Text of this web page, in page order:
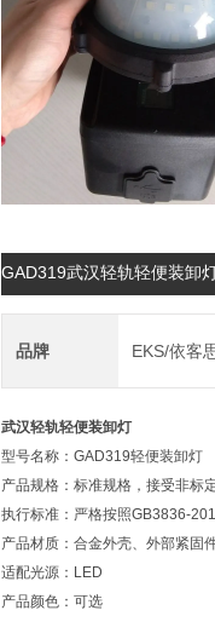
GAD319武汉轻轨轻便装卸
品牌 EKS/依客
武汉轻轨轻便装卸灯
型号名称：GAD319轻便装卸灯
产品规格：标准规格，接受非标
执行标准：严格按照GB3836-
产品材质：合金外壳、外部紧固
适配光源：LED
产品颜色：可选